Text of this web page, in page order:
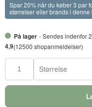
Spar 20% når du køber 3 par
størrelser eller brands i denne
På lager - Sendes indenfor
4,9(12500 shopanmeldelser)
Størrelse